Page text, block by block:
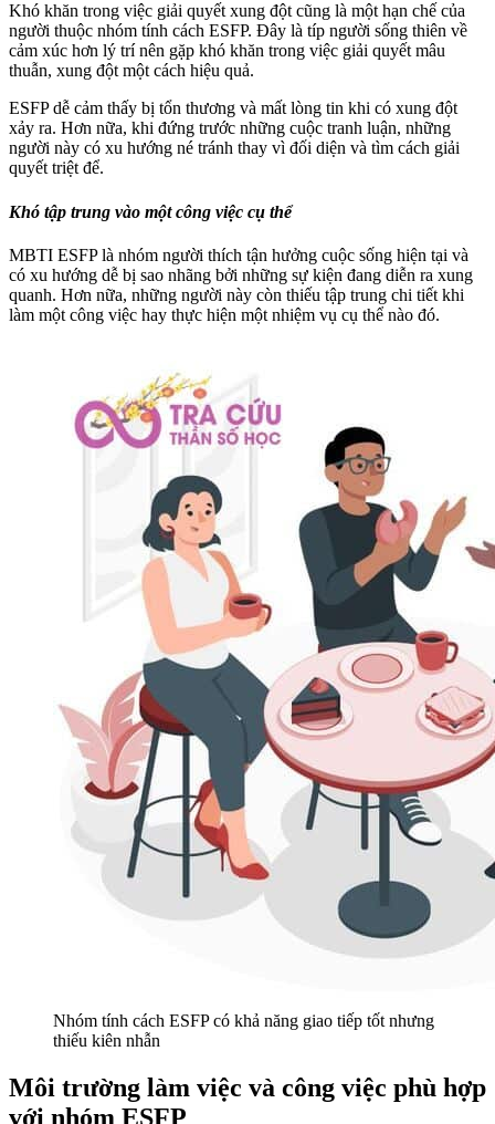
Khó khăn trong việc giải quyết xung đột cũng là một hạn chế của
người thuộc nhóm tính cách ESFP. Đây là típ người sống thiên về
cảm xúc hơn lý trí nên gặp khó khăn trong việc giải quyết mâu
thuẫn, xung đột một cách hiệu quả.
ESFP dễ cảm thấy bị tổn thương và mất lòng tin khi có xung đột
xảy ra. Hơn nữa, khi đứng trước những cuộc tranh luận, những
người này có xu hướng né tránh thay vì đối diện và tìm cách giải
quyết triệt để.
Khó tập trung vào một công việc cụ thể
MBTI ESFP là nhóm người thích tận hưởng cuộc sống hiện tại và
có xu hướng dễ bị sao nhãng bởi những sự kiện đang diễn ra xung
quanh. Hơn nữa, những người này còn thiếu tập trung chi tiết khi
làm một công việc hay thực hiện một nhiệm vụ cụ thể nào đó.
Nhóm tính cách ESFP có khả năng giao tiếp tốt nhưng
thiếu kiên nhẫn
Môi trường làm việc và công việc phù hợp
với nhóm ESFP